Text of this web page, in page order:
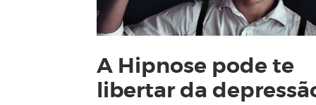
A Hipnose pode te
libertar da